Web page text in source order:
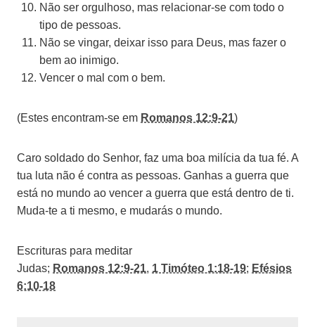
Não ser orgulhoso, mas relacionar-se com todo o
tipo de pessoas.
Não se vingar, deixar isso para Deus, mas fazer o
bem ao inimigo.
Vencer o mal com o bem.
(Estes encontram-se em Romanos 12:9-21)
Caro soldado do Senhor, faz uma boa milícia da tua fé. A
tua luta não é contra as pessoas. Ganhas a guerra que
está no mundo ao vencer a guerra que está dentro de ti.
Muda-te a ti mesmo, e mudarás o mundo.
Escrituras para meditar
Judas; Romanos 12:9-21, 1 Timóteo 1:18-19; Efésios
6:10-18